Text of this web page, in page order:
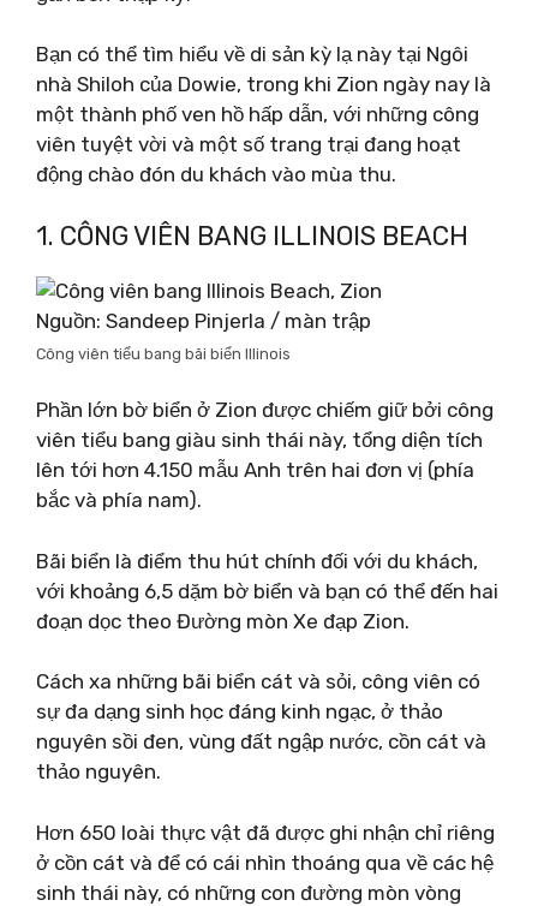
Bạn có thể tìm hiểu về di sản kỳ lạ này tại Ngôi
nhà Shiloh của Dowie, trong khi Zion ngày nay là
một thành phố ven hồ hấp dẫn, với những công
viên tuyệt vời và một số trang trại đang hoạt
động chào đón du khách vào mùa thu.
1. CÔNG VIÊN BANG ILLINOIS BEACH
Nguồn: Sandeep Pinjerla / màn trập
Công viên tiểu bang bãi biển Illinois
Phần lớn bờ biển ở Zion được chiếm giữ bởi công
viên tiểu bang giàu sinh thái này, tổng diện tích
lên tới hơn 4.150 mẫu Anh trên hai đơn vị (phía
bắc và phía nam).
Bãi biển là điểm thu hút chính đối với du khách,
với khoảng 6,5 dặm bờ biển và bạn có thể đến hai
đoạn dọc theo Đường mòn Xe đạp Zion.
Cách xa những bãi biển cát và sỏi, công viên có
sự đa dạng sinh học đáng kinh ngạc, ở thảo
nguyên sồi đen, vùng đất ngập nước, cồn cát và
thảo nguyên.
Hơn 650 loài thực vật đã được ghi nhận chỉ riêng
ở cồn cát và để có cái nhìn thoáng qua về các hệ
sinh thái này, có những con đường mòn vòng